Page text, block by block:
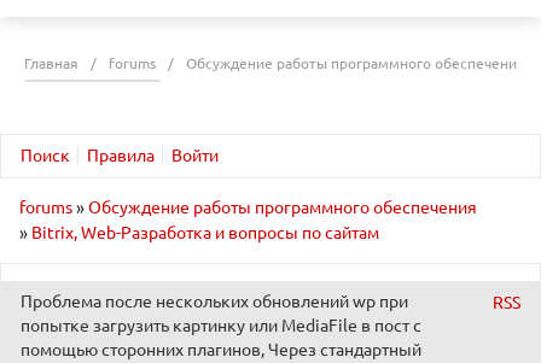
Главная / forums / Обсуждение работы программного обеспечения
Поиск Правила Войти
forums »Обсуждение работы программного обеспечения
» Bitrix, Web-Разработка и вопросы по сайтам
RSS
Проблема после нескольких обновлений wp при
попытке загрузить картинку или MediaFile в пост с
помощью сторонних плагинов, Через стандартный